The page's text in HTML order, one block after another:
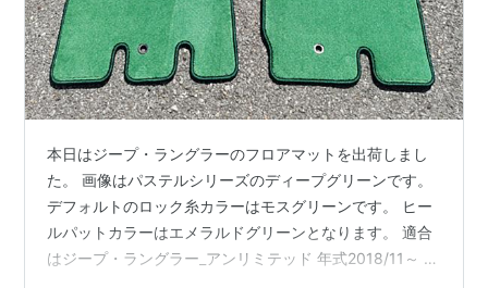
本日はジープ・ラングラーのフロアマットを出荷しまし
た。 画像はパステルシリーズのディープグリーンです。
デフォルトのロック糸カラーはモスグリーンです。 ヒー
ルパットカラーはエメラルドグリーンとなります。 適合
はジープ・ラングラー_アンリミテッド 年式2018/11～ 型